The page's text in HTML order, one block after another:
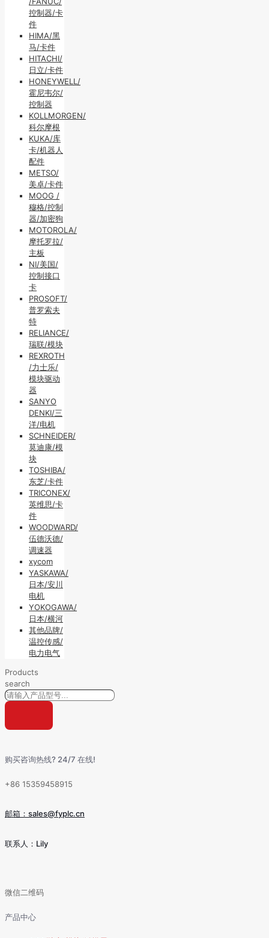
控制器/卡
件
HIMA/黑
马/卡件
HITACHI/
日立/卡件
HONEYWELL/
霍尼韦尔/
控制器
KOLLMORGEN/
科尔摩根
KUKA/库
卡/机器人
配件
METSO/
美卓/卡件
MOOG /
穆格/控制
器/加密狗
MOTOROLA/
摩托罗拉/
主板
NI/美国/
控制接口
卡
PROSOFT/
普罗索夫
特
RELIANCE/
瑞联/模块
REXROTH
/力士乐/
模块驱动
器
SANYO
DENKI/三
洋/电机
SCHNEIDER/
莫迪康/模
块
TOSHIBA/
东芝/卡件
TRICONEX/
英维思/卡
件
WOODWARD/
伍德沃德/
调速器
xycom
YASKAWA/
日本/安川
电机
YOKOGAWA/
日本/横河
其他品牌/
温控传感/
电力电气
Products
search
购买咨询热线? 24/7 在线!
+86 15359458915
邮箱：sales@fyplc.cn
联系人：Lily
微信二维码
产品中心